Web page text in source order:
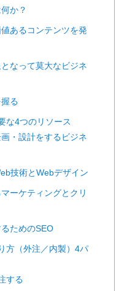
か？
あるコンテンツを発
なって莫大なビジネ
る
な4つのリソース
・設計をするビジネ
技術とWebデザイン
ーケティングとクリ
ためのSEO
方（外注／内製）4パ
する